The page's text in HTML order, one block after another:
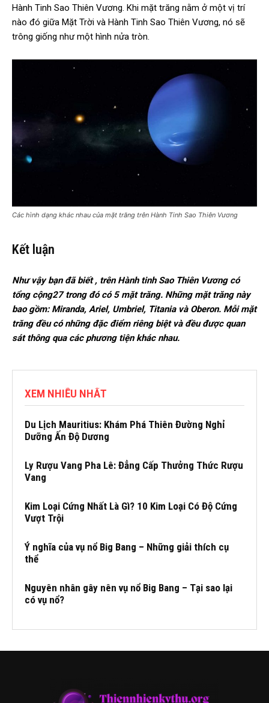
Hành Tinh Sao Thiên Vương. Khi mặt trăng nằm ở một vị trí
nào đó giữa Mặt Trời và Hành Tinh Sao Thiên Vương, nó sẽ
trông giống như một hình nửa tròn.
Các hình dạng khác nhau của mặt trăng trên Hành Tinh Sao Thiên Vương
Kết luận
Như vậy bạn đã biết , trên Hành tinh Sao Thiên Vương có
tổng cộng27 trong đó có 5 mặt trăng. Những mặt trăng này
bao gồm: Miranda, Ariel, Umbriel, Titania và Oberon. Mỗi mặt
trăng đều có những đặc điểm riêng biệt và đều được quan
sát thông qua các phương tiện khác nhau.
XEM NHIỀU NHẤT
Du Lịch Mauritius: Khám Phá Thiên Đường Nghỉ
Dưỡng Ấn Độ Dương
Ly Rượu Vang Pha Lê: Đẳng Cấp Thưởng Thức Rượu
Vang
Kim Loại Cứng Nhất Là Gì? 10 Kim Loại Có Độ Cứng
Vượt Trội
Ý nghĩa của vụ nổ Big Bang – Những giải thích cụ
thể
Nguyên nhân gây nên vụ nổ Big Bang – Tại sao lại
có vụ nổ?